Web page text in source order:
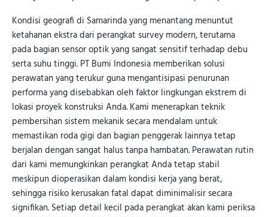
Kondisi geografi di Samarinda yang menantang menuntut
ketahanan ekstra dari perangkat survey modern, terutama
pada bagian sensor optik yang sangat sensitif terhadap debu
serta suhu tinggi. PT Bumi Indonesia memberikan solusi
perawatan yang terukur guna mengantisipasi penurunan
performa yang disebabkan oleh faktor lingkungan ekstrem di
lokasi proyek konstruksi Anda. Kami menerapkan teknik
pembersihan sistem mekanik secara mendalam untuk
memastikan roda gigi dan bagian penggerak lainnya tetap
berjalan dengan sangat halus tanpa hambatan. Perawatan rutin
dari kami memungkinkan perangkat Anda tetap stabil
meskipun dioperasikan dalam kondisi kerja yang berat,
sehingga risiko kerusakan fatal dapat diminimalisir secara
signifikan. Setiap detail kecil pada perangkat akan kami periksa